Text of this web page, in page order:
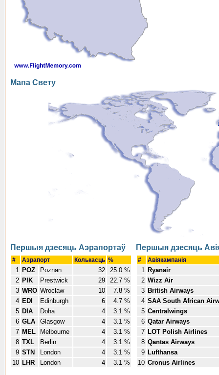
Мапа Свету
Першыя дзесяць Аэрапортаў
# Аэрапорт Колькасць %
1 POZ Poznan 32
25.0 %
2 PIK Prestwick 29
22.7 %
3 WRO Wroclaw 10
7.8 %
4 EDI Edinburgh 6
4.7 %
5 DIA Doha 4
3.1 %
6 GLA Glasgow 4
3.1 %
7 MEL Melbourne 4
3.1 %
8 TXL Berlin 4
3.1 %
9 STN London 4
3.1 %
10 LHR London 4 3.1 %
Першыя дзесяць
# Авіякампанія
1 Ryanair
2 Wizz Air
3 British Airways
4 SAA South African
5 Centralwings
6 Qatar Airways
7 LOT Polish Airlines
8 Qantas Airways
9 Lufthansa
10 Cronus Airlines